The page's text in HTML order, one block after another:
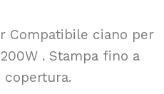
Compatibile ciano per
. Stampa fino a
copertura.